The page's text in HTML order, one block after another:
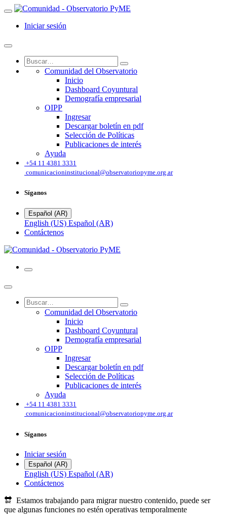
Iniciar sesión
Comunidad del Observatorio
Inicio
Dashboard Coyuntural
Demografía empresarial
OIPP
Ingresar
Descargar boletín en pdf
Selección de Políticas
Publicaciones de interés
Ayuda
+54 11 4381 3331
comunicacioninstitucional@observatoriopyme.org.ar
Síganos
Español (AR)
English (US) Español (AR)
Contáctenos
Comunidad del Observatorio
Inicio
Dashboard Coyuntural
Demografía empresarial
OIPP
Ingresar
Descargar boletín en pdf
Selección de Políticas
Publicaciones de interés
Ayuda
+54 11 4381 3331
comunicacioninstitucional@observatoriopyme.org.ar
Síganos
Iniciar sesión
Español (AR)
English (US) Español (AR)
Contáctenos
🔛 Estamos trabajando para migrar nuestro contenido, puede ser
que algunas funciones no estén operativas temporalmente